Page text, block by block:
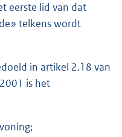
eerste lid van dat
telkens wordt
in artikel 2.18 van
is het